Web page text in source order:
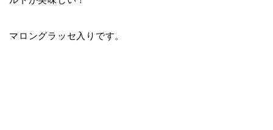
マロングラッセ入りです。